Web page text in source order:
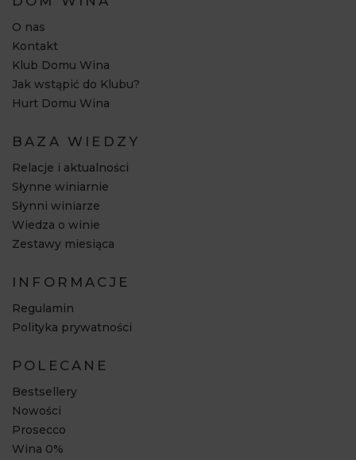
O nas
Kontakt
Klub Domu Wina
Jak wstąpić do Klubu?
Hurt Domu Wina
BAZA WIEDZY
Relacje i aktualności
Słynne winiarnie
Słynni winiarze
Wiedza o winie
Zestawy miesiąca
INFORMACJE
Regulamin
Polityka prywatności
POLECANE
Bestsellery
Nowości
Prosecco
Wina 0%